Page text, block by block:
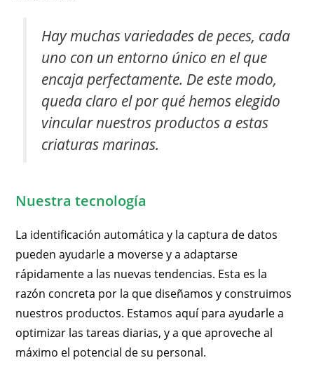
Hay muchas variedades de peces, cada
uno con un entorno único en el que
encaja perfectamente. De este modo,
queda claro el por qué hemos elegido
vincular nuestros productos a estas
criaturas marinas.
Nuestra tecnología
La identificación automática y la captura de datos
pueden ayudarle a moverse y a adaptarse
rápidamente a las nuevas tendencias. Esta es la
razón concreta por la que diseñamos y construimos
nuestros productos. Estamos aquí para ayudarle a
optimizar las tareas diarias, y a que aproveche al
máximo el potencial de su personal.